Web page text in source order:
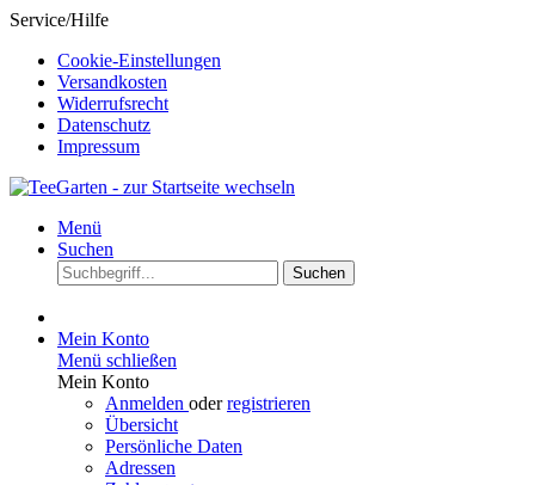
Service/Hilfe
Cookie-Einstellungen
Versandkosten
Widerrufsrecht
Datenschutz
Impressum
Menü
Suchen
Suchen
Mein Konto
Menü schließen
Mein Konto
Anmelden oderregistrieren
Übersicht
Persönliche Daten
Adressen